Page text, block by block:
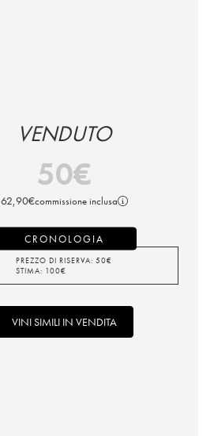
VENDUTO
50€
62,90€commissione inclusa
CRONOLOGIA
PREZZO DI RISERVA: 50€
STIMA: 100€
VINI SIMILI IN VENDITA